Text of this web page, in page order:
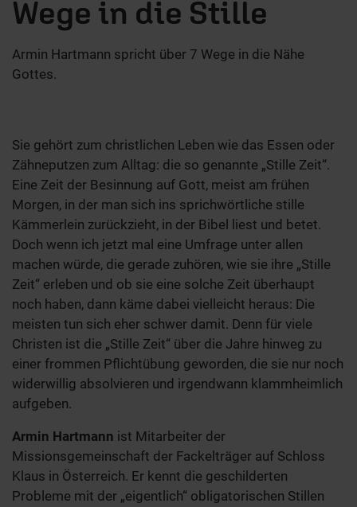
Wege in die Stille
Armin Hartmann spricht über 7 Wege in die Nähe
Gottes.
Sie gehört zum christlichen Leben wie das Essen oder
Zähneputzen zum Alltag: die so genannte „Stille Zeit“.
Eine Zeit der Besinnung auf Gott, meist am frühen
Morgen, in der man sich ins sprichwörtliche stille
Kämmerlein zurückzieht, in der Bibel liest und betet.
Doch wenn ich jetzt mal eine Umfrage unter allen
machen würde, die gerade zuhören, wie sie ihre „Stille
Zeit“ erleben und ob sie eine solche Zeit überhaupt
noch haben, dann käme dabei vielleicht heraus: Die
meisten tun sich eher schwer damit. Denn für viele
Christen ist die „Stille Zeit“ über die Jahre hinweg zu
einer frommen Pflichtübung geworden, die sie nur noch
widerwillig absolvieren und irgendwann klammheimlich
aufgeben.
Armin Hartmann ist Mitarbeiter der
Missionsgemeinschaft der Fackelträger auf Schloss
Klaus in Österreich. Er kennt die geschilderten
Probleme mit der „eigentlich“ obligatorischen Stillen